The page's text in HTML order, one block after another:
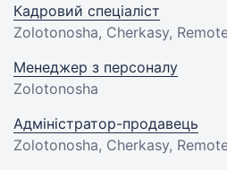
Кадровий спеціаліст
Zolotonosha, Cherkasy,
Менеджер з персоналу
Zolotonosha
Адміністратор-продавець
Zolotonosha, Cherkasy,